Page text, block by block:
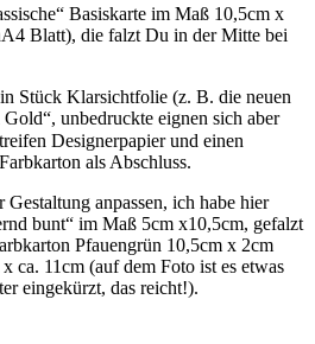
Basiskarte im Maß 10,5cm x
Blatt), die falzt Du in der Mitte bei
Stück Klarsichtfolie (z. B. die neuen
unbedruckte eignen sich aber
Designerpapier und einen
als Abschluss.
anpassen, ich habe hier
bunt“ im Maß 5cm x10,5cm, gefalzt
Pfauengrün 10,5cm x 2cm
ca. 11cm (auf dem Foto ist es etwas
eingekürzt, das reicht!).